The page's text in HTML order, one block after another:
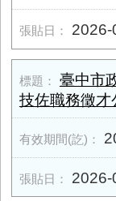
2026-
臺中市
技佐職務徵才
2026-